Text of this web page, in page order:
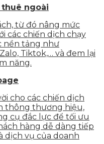
ngoài
từ đó nâng mức
các chiến dịch chạy
nền tảng như
Tiktok,… và đem lại
năng.
cho các chiến dịch
thông thương hiệu,
cụ đắc lực để tối ưu
hàng dễ dàng tiếp
dịch vụ của doanh